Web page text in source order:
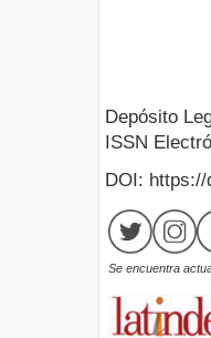
Depósito
ISSN
DOI:
Se encuentra